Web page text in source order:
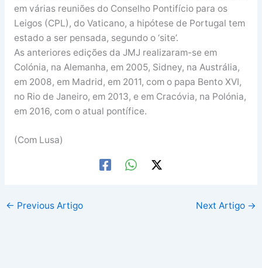
em várias reuniões do Conselho Pontifício para os
Leigos (CPL), do Vaticano, a hipótese de Portugal tem
estado a ser pensada, segundo o ‘site’.
As anteriores edições da JMJ realizaram-se em
Colónia, na Alemanha, em 2005, Sidney, na Austrália,
em 2008, em Madrid, em 2011, com o papa Bento XVI,
no Rio de Janeiro, em 2013, e em Cracóvia, na Polónia,
em 2016, com o atual pontífice.
(Com Lusa)
← Previous Artigo Next Artigo →